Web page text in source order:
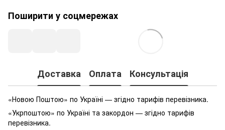
Поширити у соцмережах
Доставка Оплата Консультація
«Новою Поштою» по Україні — згідно тарифів перевізника.
«Укрпоштою» по Україні та закордон — згідно тарифів
перевізника.